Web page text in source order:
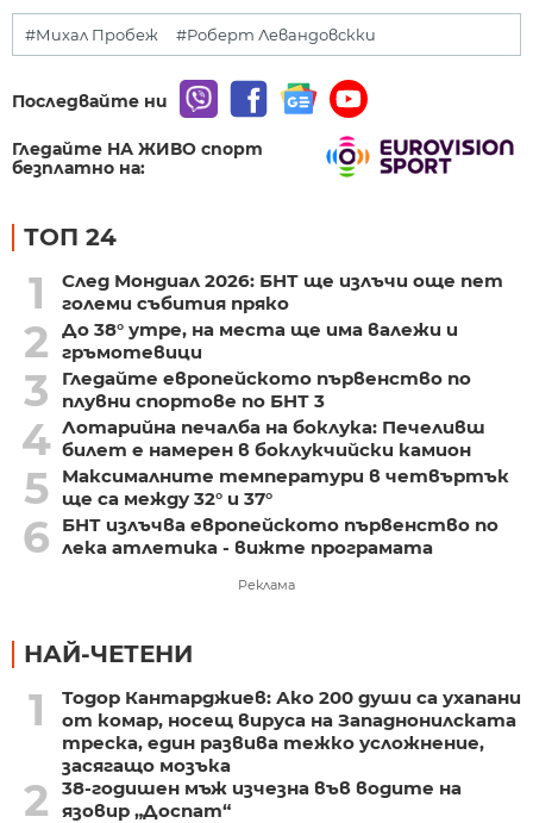
#Михал Пробеж #Роберт Левандовскки
Последвайте ни
Гледайте НА ЖИВО спорт
безплатно на:
ТОП 24
1
След Мондиал 2026: БНТ ще излъчи още пет
големи събития пряко
2
До 38° утре, на места ще има валежи и
гръмотевици
3
Гледайте европейското първенство по
плувни спортове по БНТ 3
4 Лотарийна печалба на боклука: Печеливш
билет е намерен в боклукчийски камион
5
Максималните температури в четвъртък
ще са между 32° и 37°
6
БНТ излъчва европейското първенство по
лека атлетика - вижте програмата
Реклама
НАЙ-ЧЕТЕНИ
1
Тодор Кантарджиев: Ако 200 души са ухапани
от комар, носещ вируса на Западнонилската
треска, един развива тежко усложнение,
засягащо мозъка
2
38-годишен мъж изчезна във водите на
язовир „Доспат“